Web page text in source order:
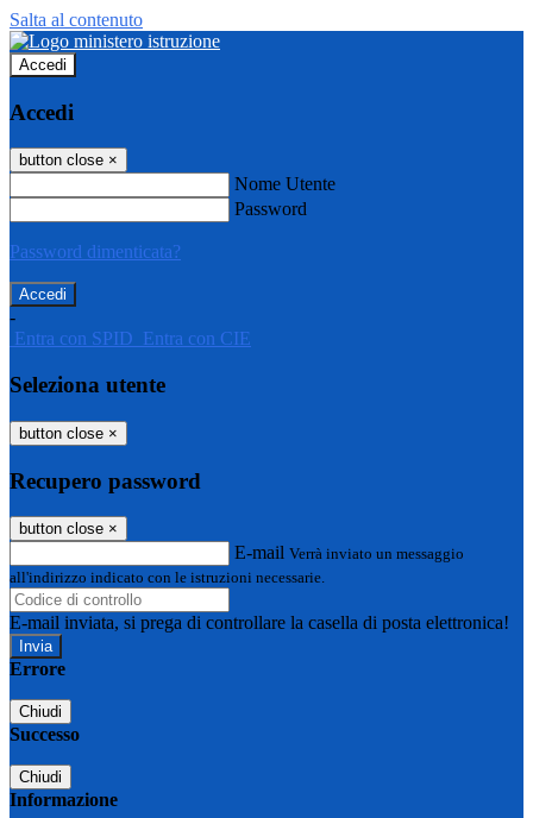
Salta al contenuto
Accedi
Accedi
button close ×
Nome Utente
Password
Password dimenticata?
-
Entra con SPID Entra con CIE
Seleziona utente
button close ×
Recupero password
button close ×
E-mail Verrà inviato un messaggio
all'indirizzo indicato con le istruzioni necessarie.
E-mail inviata, si prega di controllare la casella di posta elettronica!
Errore
Chiudi
Successo
Chiudi
Informazione